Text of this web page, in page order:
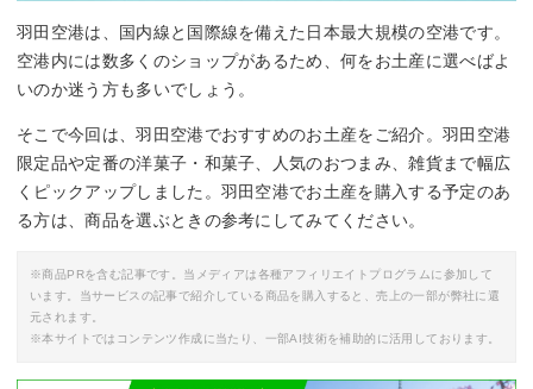
羽田空港は、国内線と国際線を備えた日本最大規模の空港です。
空港内には数多くのショップがあるため、何をお土産に選べばよ
いのか迷う方も多いでしょう。
そこで今回は、羽田空港でおすすめのお土産をご紹介。羽田空港
限定品や定番の洋菓子・和菓子、人気のおつまみ、雑貨まで幅広
くピックアップしました。羽田空港でお土産を購入する予定のあ
る方は、商品を選ぶときの参考にしてみてください。
※商品PRを含む記事です。当メディアは各種アフィリエイトプログラムに参加して
います。当サービスの記事で紹介している商品を購入すると、売上の一部が弊社に還
元されます。
※本サイトではコンテンツ作成に当たり、一部AI技術を補助的に活用しております。